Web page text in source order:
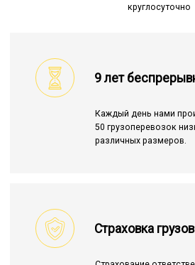
круглосуточно
9 лет
Каждый день нами
50 грузоперевозок
различных размеров.
Страховка грузов